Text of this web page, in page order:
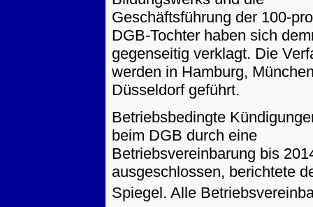
Geschäftsführung der 100-
DGB-Tochter haben sich
gegenseitig verklagt. Die
werden in Hamburg,
Düsseldorf geführt.
Betriebsbedingte
beim DGB durch eine
Betriebsvereinbarung bis
ausgeschlossen, berichtete
Spiegel. Alle